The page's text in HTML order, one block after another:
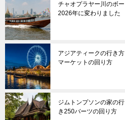
チャオプラヤー川のボ
2026年に変わりました
アジアティークの行き
マーケットの回り方
ジムトンプソンの家の
き250バーツの回り方